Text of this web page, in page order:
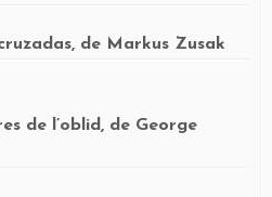
de Markus Zusak
de l’oblid, de George